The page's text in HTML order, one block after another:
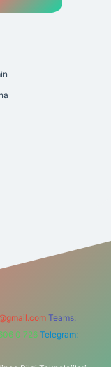
Teams:
0 726 Telegram: